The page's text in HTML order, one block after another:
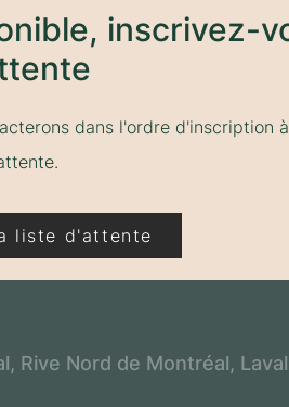
inscrivez-
dans l'ordre d'inscription
liste d'attente
Rive Nord de Montréal,